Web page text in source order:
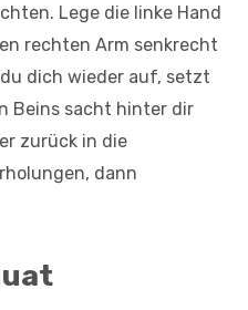
Lege die linke Hand
rechten Arm senkrecht
dich wieder auf, setzt
Beins sacht hinter dir
zurück in die
dann